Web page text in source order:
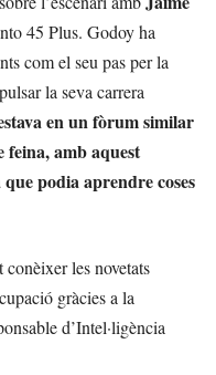
45 Plus. Godoy ha
com el seu pas per la
la seva carrera
en un fòrum similar
amb aquest
podia aprendre coses
conèixer les novetats
gràcies a la
d’Intel·ligència